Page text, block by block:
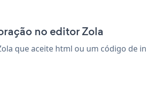
no editor Zola
que aceite html ou um código de